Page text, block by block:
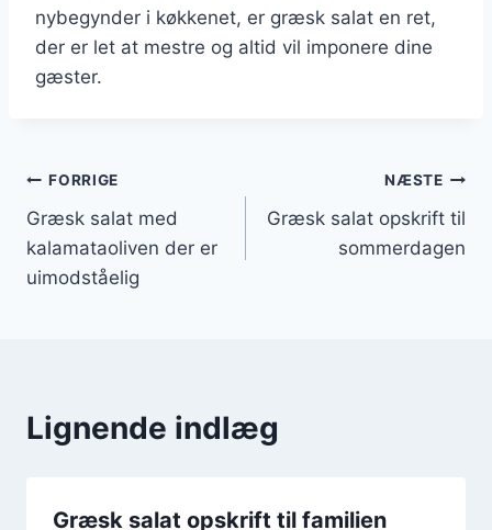
nybegynder i køkkenet, er græsk salat en ret,
der er let at mestre og altid vil imponere dine
gæster.
Indlægsnavigation
FORRIGE
Græsk salat med
kalamataoliven der er
uimodståelig
NÆSTE
Græsk salat opskrift til
sommerdagen
Lignende indlæg
Græsk salat opskrift til familien